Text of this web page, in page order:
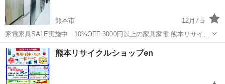
熊本市
12月7日
家電家具SALE実施中 10%OFF 3000円以上の家具家電 熊本リサイク
ルショップen 良町1-7-32
熊本 熊本市 リサイクルショップ
熊本リサイクルショップen